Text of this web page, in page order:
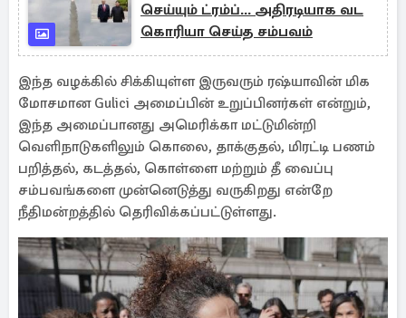
செய்யும் ட்ரம்ப்... அதிரடியாக வட
கொரியா செய்த சம்பவம்
இந்த வழக்கில் சிக்கியுள்ள இருவரும் ரஷ்யாவின் மிக
மோசமான Gulici அமைப்பின் உறுப்பினர்கள் என்றும்,
இந்த அமைப்பானது அமெரிக்கா மட்டுமின்றி
வெளிநாடுகளிலும் கொலை, தாக்குதல், மிரட்டி பணம்
பறித்தல், கடத்தல், கொள்ளை மற்றும் தீ வைப்பு
சம்பவங்களை முன்னெடுத்து வருகிறது என்றே
நீதிமன்றத்தில் தெரிவிக்கப்பட்டுள்ளது.